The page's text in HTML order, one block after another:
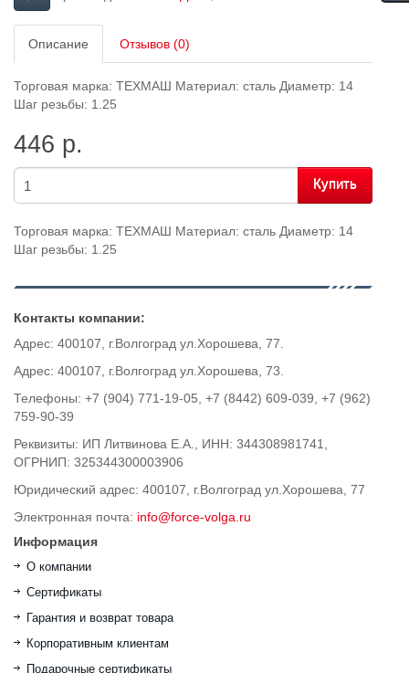
Описание Отзывов (0)
Торговая марка: ТЕХМАШ Материал: сталь Диаметр: 14
Шаг резьбы: 1.25
446 р.
Купить
Торговая марка: ТЕХМАШ Материал: сталь Диаметр: 14
Шаг резьбы: 1.25
Контакты компании:
Адрес: 400107, г.Волгоград ул.Хорошева, 77.
Адрес: 400107, г.Волгоград ул.Хорошева, 73.
Телефоны: +7 (904) 771-19-05, +7 (8442) 609-039, +7 (962)
759-90-39
Реквизиты: ИП Литвинова Е.А., ИНН: 344308981741,
ОГРНИП: 325344300003906
Юридический адрес: 400107, г.Волгоград ул.Хорошева, 77
Электронная почта: info@force-volga.ru
Информация
О компании
Сертификаты
Гарантия и возврат товара
Корпоративным клиентам
Подарочные сертификаты